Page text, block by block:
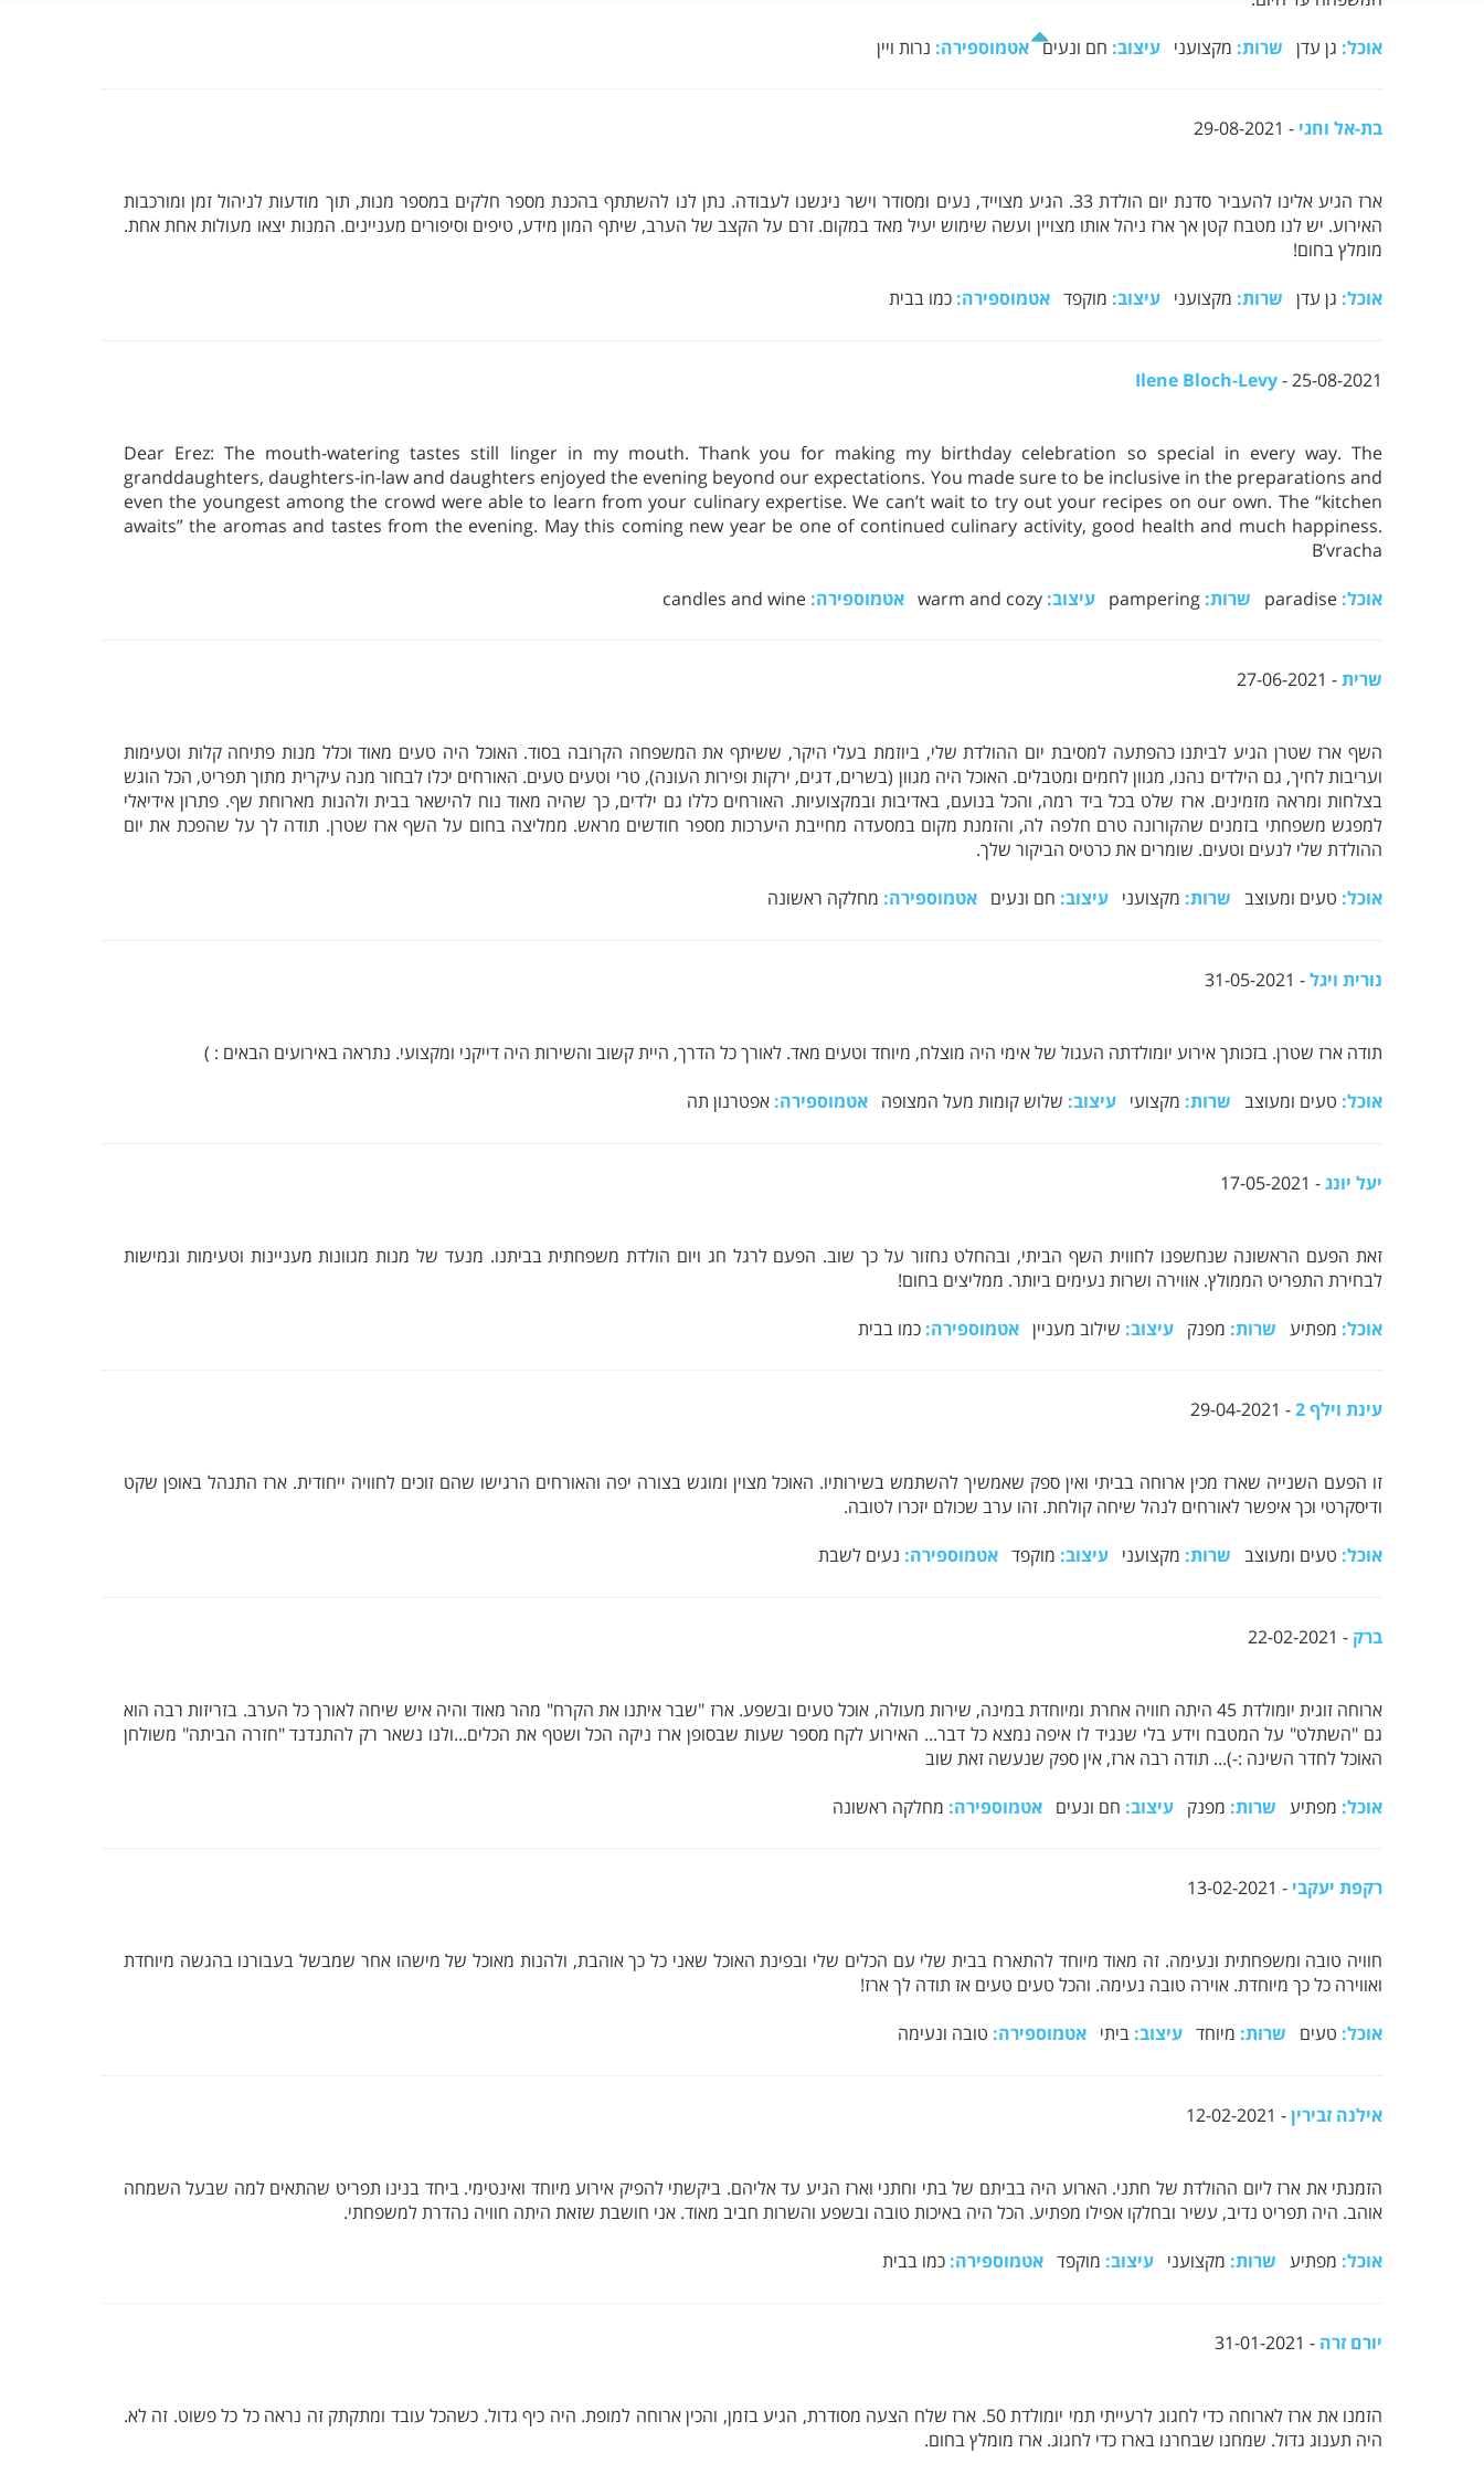
אוכל: גן עדן שרות: מקצועני עיצוב: חם ונעיםאטמוספירה: נרות ויין
בת-אל וחגי - 29-08-2021
ארז הגיע אלינו להעביר סדנת יום הולדת 33. הגיע מצוייד, נעים ומסודר וישר ניגשנו לעבודה. נתן לנו להשתתף בהכנת מספר חלקים במספר מנות, תוך מודעות לניהול זמן ומורכבות
האירוע. יש לנו מטבח קטן אך ארז ניהל אותו מצויין ועשה שימוש יעיל מאד במקום. זרם על הקצב של הערב, שיתף המון מידע, טיפים וסיפורים מעניינים. המנות יצאו מעולות אחת אחת.
מומלץ בחום!
אוכל: גן עדן שרות: מקצועני עיצוב: מוקפד אטמוספירה: כמו בבית
Ilene Bloch-Levy - 25-08-2021
Dear Erez: The mouth-watering tastes still linger in my mouth. Thank you for making my birthday celebration so special in every way. The
granddaughters, daughters-in-law and daughters enjoyed the evening beyond our expectations. You made sure to be inclusive in the preparations and
even the youngest among the crowd were able to learn from your culinary expertise. We can’t wait to try out your recipes on our own. The “kitchen
awaits” the aromas and tastes from the evening. May this coming new year be one of continued culinary activity, good health and much happiness.
B’vracha
אוכל: שרות: עיצוב: אטמוספירה:
שרית - 27-06-2021
השף ארז שטרן הגיע לביתנו כהפתעה למסיבת יום ההולדת שלי, ביוזמת בעלי היקר, ששיתף את המשפחה הקרובה בסוד. האוכל היה טעים מאוד וכלל מנות פתיחה קלות וטעימות
ועריבות לחיך, גם הילדים נהנו, מגוון לחמים ומטבלים. האוכל היה מגוון (בשרים, דגים, ירקות ופירות העונה), טרי וטעים טעים. האורחים יכלו לבחור מנה עיקרית מתוך תפריט, הכל הוגש
בצלחות ומראה מזמינים. ארז שלט בכל ביד רמה, והכל בנועם, באדיבות ובמקצועיות. האורחים כללו גם ילדים, כך שהיה מאוד נוח להישאר בבית ולהנות מארוחת שף. פתרון אידיאלי
למפגש משפחתי בזמנים שהקורונה טרם חלפה לה, והזמנת מקום במסעדה מחייבת היערכות מספר חודשים מראש. ממליצה בחום על השף ארז שטרן. תודה לך על שהפכת את יום
ההולדת שלי לנעים וטעים. שומרים את כרטיס הביקור שלך.
אוכל: טעים ומעוצב שרות: מקצועני עיצוב: חם ונעים אטמוספירה: מחלקה ראשונה
נורית ויגל - 31-05-2021
תודה ארז שטרן. בזכותך אירוע יומולדתה העגול של אימי היה מוצלח, מיוחד וטעים מאד. לאורך כל הדרך, היית קשוב והשירות היה דייקני ומקצועי. נתראה באירועים הבאים : )
אוכל: טעים ומעוצב שרות: מקצועי עיצוב: שלוש קומות מעל המצופה אטמוספירה: אפטרנון תה
יעל יונג - 17-05-2021
זאת הפעם הראשונה שנחשפנו לחווית השף הביתי, ובהחלט נחזור על כך שוב. הפעם לרגל חג ויום הולדת משפחתית בביתנו. מנעד של מנות מגוונות מעניינות וטעימות וגמישות
לבחירת התפריט הממולץ. אווירה ושרות נעימים ביותר. ממליצים בחום!
אוכל: מפתיע שרות: מפנק עיצוב: שילוב מעניין אטמוספירה: כמו בבית
עינת וילף 2 - 29-04-2021
זו הפעם השנייה שארז מכין ארוחה בביתי ואין ספק שאמשיך להשתמש בשירותיו. האוכל מצוין ומוגש בצורה יפה והאורחים הרגישו שהם זוכים לחוויה ייחודית. ארז התנהל באופן שקט
ודיסקרטי וכך איפשר לאורחים לנהל שיחה קולחת. זהו ערב שכולם יזכרו לטובה.
אוכל: טעים ומעוצב שרות: מקצועני עיצוב: מוקפד אטמוספירה: נעים לשבת
ברק - 22-02-2021
ארוחה זוגית יומולדת 45 היתה חוויה אחרת ומיוחדת במינה, שירות מעולה, אוכל טעים ובשפע. ארז "שבר איתנו את הקרח" מהר מאוד והיה איש שיחה לאורך כל הערב. בזריזות רבה הוא
גם "השתלט" על המטבח וידע בלי שנגיד לו איפה נמצא כל דבר... האירוע לקח מספר שעות שבסופן ארז ניקה הכל ושטף את הכלים...ולנו נשאר רק להתנדנד "חזרה הביתה" משולחן
האוכל לחדר השינה :-)... תודה רבה ארז, אין ספק שנעשה זאת שוב
אוכל: מפתיע שרות: מפנק עיצוב: חם ונעים אטמוספירה: מחלקה ראשונה
רקפת יעקבי - 13-02-2021
חוויה טובה ומשפחתית ונעימה. זה מאוד מיוחד להתארח בבית שלי עם הכלים שלי ובפינת האוכל שאני כל כך אוהבת, ולהנות מאוכל של מישהו אחר שמבשל בעבורנו בהגשה מיוחדת
ואווירה כל כך מיוחדת. אוירה טובה נעימה. והכל טעים טעים אז תודה לך ארז!
אוכל: טעים שרות: מיוחד עיצוב: ביתי אטמוספירה: טובה ונעימה
אילנה זבירין - 12-02-2021
הזמנתי את ארז ליום ההולדת של חתני. הארוע היה בביתם של בתי וחתני וארז הגיע עד אליהם. ביקשתי להפיק אירוע מיוחד ואינטימי. ביחד בנינו תפריט שהתאים למה שבעל השמחה
אוהב. היה תפריט נדיב, עשיר ובחלקו אפילו מפתיע. הכל היה באיכות טובה ובשפע והשרות חביב מאוד. אני חושבת שזאת היתה חוויה נהדרת למשפחתי.
אוכל: מפתיע שרות: מקצועני עיצוב: מוקפד אטמוספירה: כמו בבית
יורם זרה - 31-01-2021
הזמנו את ארז לארוחה כדי לחגוג לרעייתי תמי יומולדת 50. ארז שלח הצעה מסודרת, הגיע בזמן, והכין ארוחה למופת. היה כיף גדול. כשהכל עובד ומתקתק זה נראה כל כל פשוט. זה לא.
היה תענוג גדול. שמחנו שבחרנו בארז כדי לחגוג. ארז מומלץ בחום.